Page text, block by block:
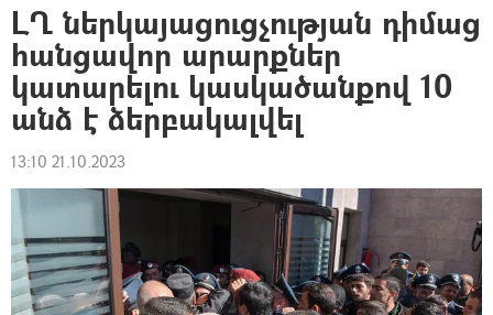
ԼՂ ներկայացուցչության դիմաց
հանցավոր արարքներ
կատարելու կասկածանքով 10
անձ է ձերբակալվել
13:10 21.10.2023